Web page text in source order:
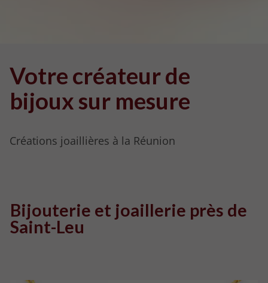
Votrecréateur de
bijouxsur mesure
Créations joaillières à la Réunion
Bijouterie et joaillerie près de
Saint-Leu